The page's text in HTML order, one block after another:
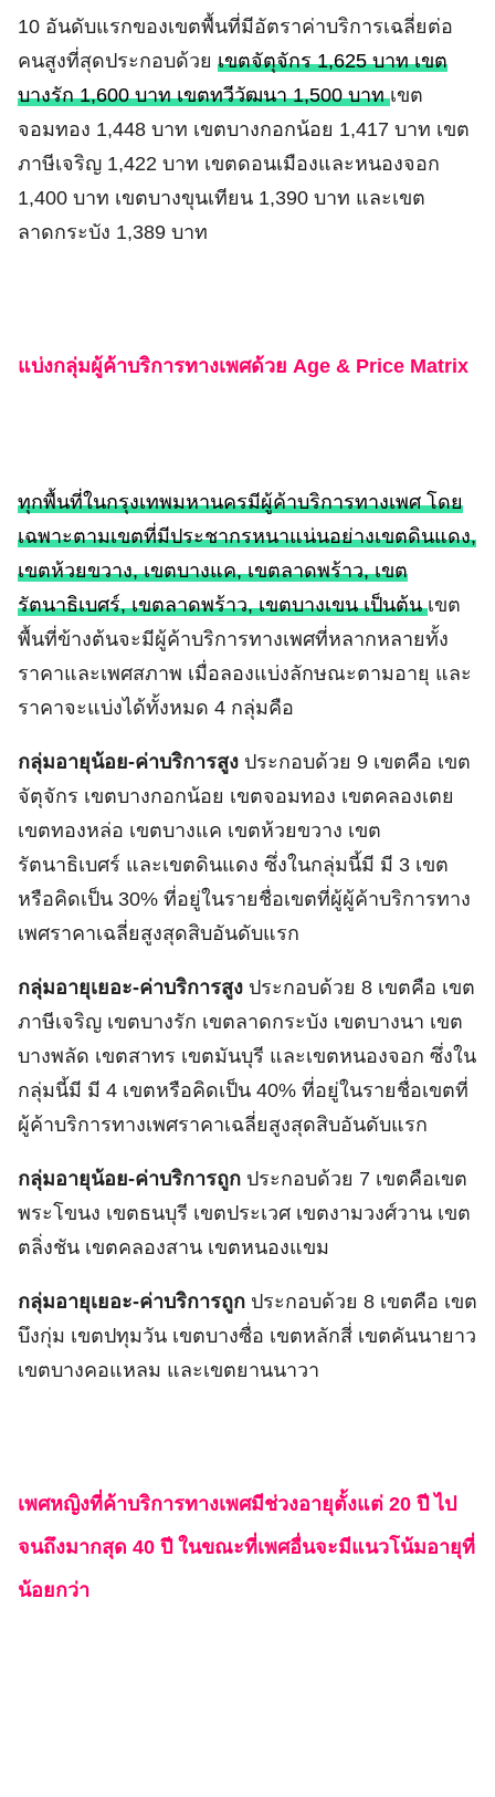
10 อันดับแรกของเขตพื้นที่มีอัตราค่าบริการเฉลี่ยต่อ
คนสูงที่สุดประกอบด้วย เขตจัตุจักร 1,625 บาท เขต
บางรัก 1,600 บาท เขตทวีวัฒนา 1,500 บาทเขต
จอมทอง 1,448 บาท เขตบางกอกน้อย 1,417 บาท เขต
ภาษีเจริญ 1,422 บาท เขตดอนเมืองและหนองจอก
1,400 บาท เขตบางขุนเทียน 1,390 บาท และเขต
ลาดกระบัง 1,389 บาท
แบ่งกลุ่มผู้ค้าบริการทางเพศด้วย Age & Price Matrix
ทุกพื้นที่ในกรุงเทพมหานครมีผู้ค้าบริการทางเพศ โดย
เฉพาะตามเขตที่มีประชากรหนาแน่นอย่างเขตดินแดง,
เขตห้วยขวาง, เขตบางแค, เขตลาดพร้าว, เขต
รัตนาธิเบศร์, เขตลาดพร้าว, เขตบางเขน เป็นต้นเขต
พื้นที่ข้างต้นจะมีผู้ค้าบริการทางเพศที่หลากหลายทั้ง
ราคาและเพศสภาพ เมื่อลองแบ่งลักษณะตามอายุ และ
ราคาจะแบ่งได้ทั้งหมด 4 กลุ่มคือ
กลุ่มอายุน้อย-ค่าบริการสูง ประกอบด้วย 9 เขตคือ เขต
จัตุจักร เขตบางกอกน้อย เขตจอมทอง เขตคลองเตย
เขตทองหล่อ เขตบางแค เขตห้วยขวาง เขต
รัตนาธิเบศร์ และเขตดินแดง ซึ่งในกลุ่มนี้มี มี 3 เขต
หรือคิดเป็น 30% ที่อยู่ในรายชื่อเขตที่ผู้ผู้ค้าบริการทาง
เพศราคาเฉลี่ยสูงสุดสิบอันดับแรก
กลุ่มอายุเยอะ-ค่าบริการสูง ประกอบด้วย 8 เขตคือ เขต
ภาษีเจริญ เขตบางรัก เขตลาดกระบัง เขตบางนา เขต
บางพลัด เขตสาทร เขตมันบุรี และเขตหนองจอก ซึ่งใน
กลุ่มนี้มี มี 4 เขตหรือคิดเป็น 40% ที่อยู่ในรายชื่อเขตที่
ผู้ค้าบริการทางเพศราคาเฉลี่ยสูงสุดสิบอันดับแรก
กลุ่มอายุน้อย-ค่าบริการถูก ประกอบด้วย 7 เขตคือเขต
พระโขนง เขตธนบุรี เขตประเวศ เขตงามวงศ์วาน เขต
ตลิ่งชัน เขตคลองสาน เขตหนองแขม
กลุ่มอายุเยอะ-ค่าบริการถูก ประกอบด้วย 8 เขตคือ เขต
บึงกุ่ม เขตปทุมวัน เขตบางซื่อ เขตหลักสี่ เขตคันนายาว
เขตบางคอแหลม และเขตยานนาวา
เพศหญิงที่ค้าบริการทางเพศมีช่วงอายุตั้งแต่ 20 ปี ไป
จนถึงมากสุด 40 ปี ในขณะที่เพศอื่นจะมีแนวโน้มอายุที่
น้อยกว่า